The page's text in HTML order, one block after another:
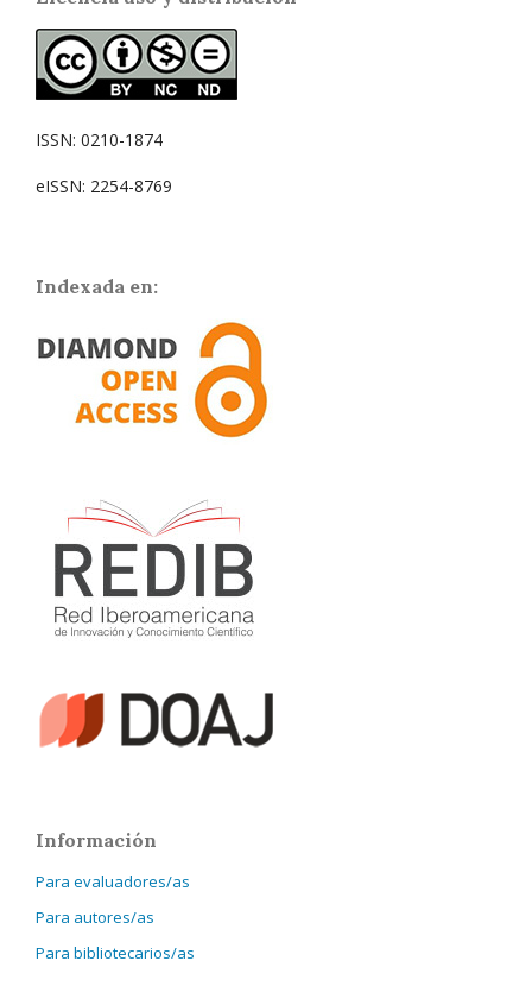
ISSN: 0210-1874
eISSN: 2254-8769
Indexada en:
Información
Para evaluadores/as
Para autores/as
Para bibliotecarios/as